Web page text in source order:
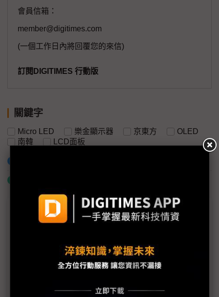
會員信箱：
member@digitimes.com
(一個工作日內將回覆您的來信)
訂閱DIGITIMES 行動版
關鍵字
Micro LED 樂金顯示器 京東方
OLED
南韓
LCD面板
議題精選－2025年產業科技要聞大盤點
地緣政治重塑科技版圖 東南亞成資料中心、製造與